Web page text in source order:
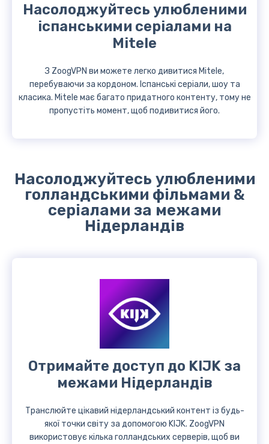
Насолоджуйтесь улюбленими
іспанськими серіалами на
Mitele
З ZoogVPN ви можете легко дивитися Mitele,
перебуваючи за кордоном. Іспанські серіали, шоу та
класика. Mitele має багато придатного контенту, тому не
пропустіть момент, щоб подивитися його.
Насолоджуйтесь улюбленими
голландськими фільмами &
серіалами за межами
Нідерландів
Отримайте доступ до KIJK за
межами Нідерландів
Транслюйте цікавий нідерландський контент із будь-
якої точки світу за допомогою KIJK. ZoogVPN
використовує кілька голландських серверів, щоб ви